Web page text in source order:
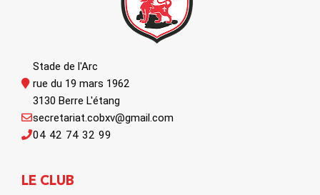
Stade de l'Arc
rue du 19 mars 1962
3130 Berre L'étang
04 42 74 32 99
secretariat.cobxv@gmail.com
LE CLUB